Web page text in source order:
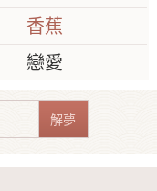
香蕉
戀愛